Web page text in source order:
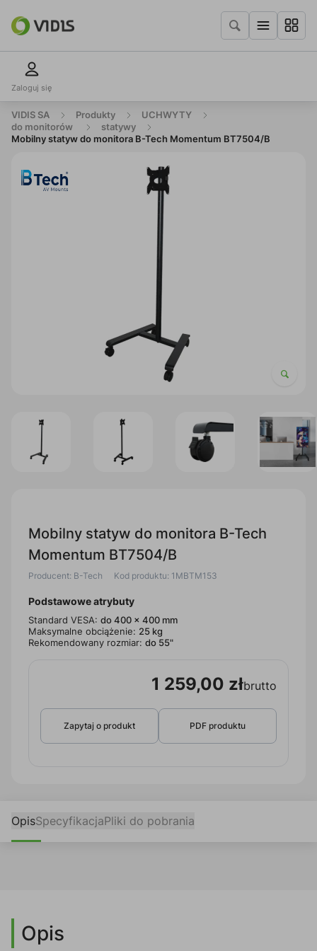
Zaloguj się
VIDIS SA Produkty
UCHWYTY
do monitorów
statywy
Mobilny statyw do monitora B-Tech Momentum BT7504/B
Mobilny statyw do monitora B-Tech
Momentum BT7504/B
Producent: B-Tech Kod produktu: 1MBTM153
Podstawowe atrybuty
Standard VESA: do 400 x 400 mm
Maksymalne obciążenie: 25 kg
Rekomendowany rozmiar: do 55"
1 259,00 złbrutto
Zapytaj o produkt PDF produktu
OpisSpecyfikacjaPliki do pobrania
Opis